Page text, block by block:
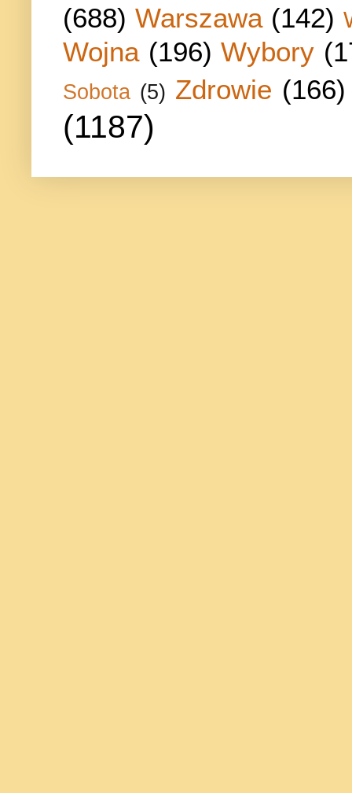
(688) Warszawa (142)
Wojna (196) Wybory
Sobota (5) Zdrowie (166)
(1187)